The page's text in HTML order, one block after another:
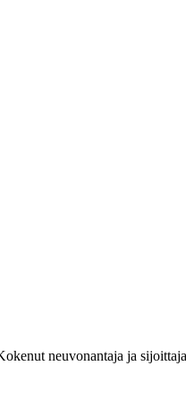
neuvonantaja ja